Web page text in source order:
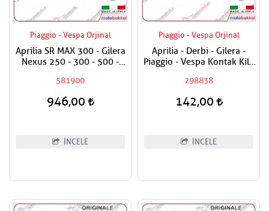
Piaggio - Vespa Orjinal
Aprilia SR MAX 300 - Gilera
Nexus 250 - 300 - 500 -
581900
946,00
İNCELE
Piaggio - Vespa Orjinal
Aprilia - Derbi - Gilera -
Piaggio - Vespa Kontak Kilit
298838
142,00
İNCELE